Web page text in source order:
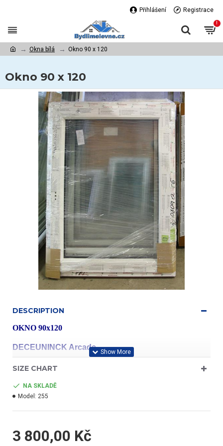
Přihlášení Registrace
!
Okna bílá Okno 90 x 120
Okno 90 x 120
DESCRIPTION
OKNO 90x120
DECEUNINCK Arcade
profil třídy "A"
- jednokřídlé
SIZE CHART
NA SKLADĚ
Model: 255
3 800,00 Kč